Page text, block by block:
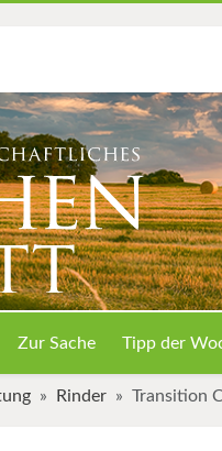
Zur Sache Tipp der
Rinder Transition